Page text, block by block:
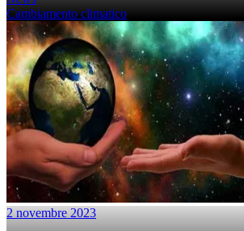
Cambiamento climatico
2 novembre 2023